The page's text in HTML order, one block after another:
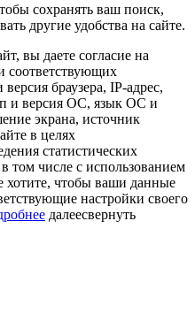
сохранять ваш поиск,
другие удобства на сайте.
вы даете согласие на
соответствующих
версия браузера, IP-адрес,
и версия ОС, язык ОС и
экрана, источник
в целях
статистических
том числе с использованием
хотите, чтобы ваши данные
настройки своего
далеесвернуть